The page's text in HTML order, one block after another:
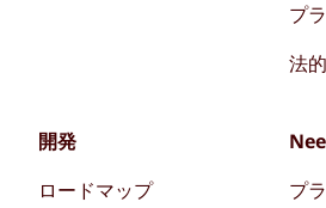
プ
法
開発
ロードマップ
プ